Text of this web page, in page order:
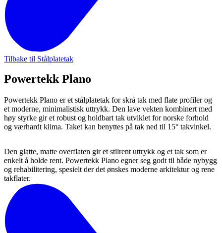
Tilbake til Stålplatetak
Powertekk Plano
Powertekk Plano er et stålplatetak for skrå tak med flate profiler og
et moderne, minimalistisk uttrykk. Den lave vekten kombinert med
høy styrke gir et robust og holdbart tak utviklet for norske forhold
og værhardt klima. Taket kan benyttes på tak ned til 15° takvinkel.
Den glatte, matte overflaten gir et stilrent uttrykk og et tak som er
enkelt å holde rent. Powertekk Plano egner seg godt til både nybygg
og rehabilitering, spesielt der det ønskes moderne arkitektur og rene
takflater.